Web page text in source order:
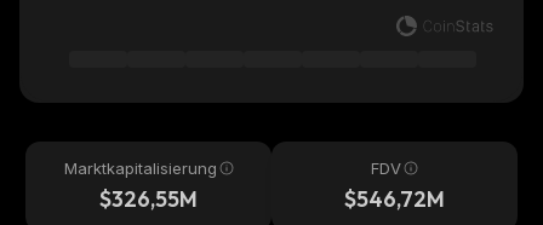
Marktkapitalisierung
$326,55M
FDV
$546,72M